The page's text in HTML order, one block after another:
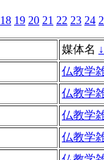
18 19 20 21 22 23 24
媒体名 ↓
仏教学
仏教学
仏教学
仏教学